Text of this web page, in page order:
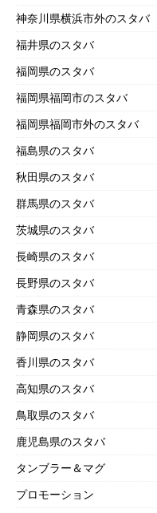
神奈川県横浜市外のスタバ
福井県のスタバ
福岡県のスタバ
福岡県福岡市のスタバ
福岡県福岡市外のスタバ
福島県のスタバ
秋田県のスタバ
群馬県のスタバ
茨城県のスタバ
長崎県のスタバ
長野県のスタバ
青森県のスタバ
静岡県のスタバ
香川県のスタバ
高知県のスタバ
鳥取県のスタバ
鹿児島県のスタバ
タンブラー＆マグ
プロモーション